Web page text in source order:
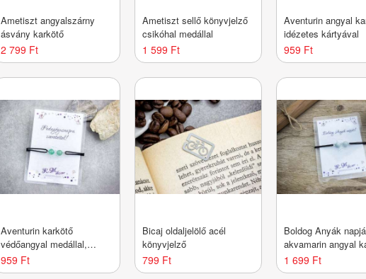
Ametiszt angyalszárny
ásvány karkötő
2 799 Ft
Ametiszt sellő könyvjelző
csikóhal medállal
1 599 Ft
Aventurin angyal
idézetes kártyával
959 Ft
Aventurin karkötő
védőangyal medállal,
állítható – pedagógusnapi
ajándék tanárnak,
959 Ft
Bicaj oldaljelölő acél
könyvjelző
799 Ft
Boldog Anyák
akvamarin angyal
1 699 Ft